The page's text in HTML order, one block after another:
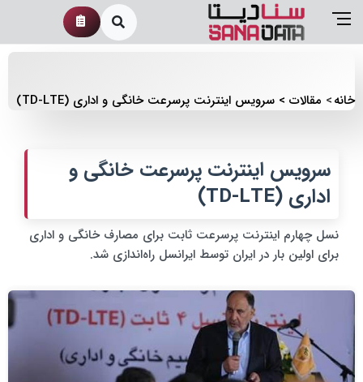
خانه مقالات سرویس اینترنت پرسرعت خانگی و اداری (TD-LTE)
سرویس اینترنت پرسرعت خانگی و
اداری (TD-LTE)
نسل چهارم اینترنت پرسرعت ثابت برای مصارف خانگی و اداری
برای اولین بار در ایران توسط ایرانسل راه‌اندازی شد.